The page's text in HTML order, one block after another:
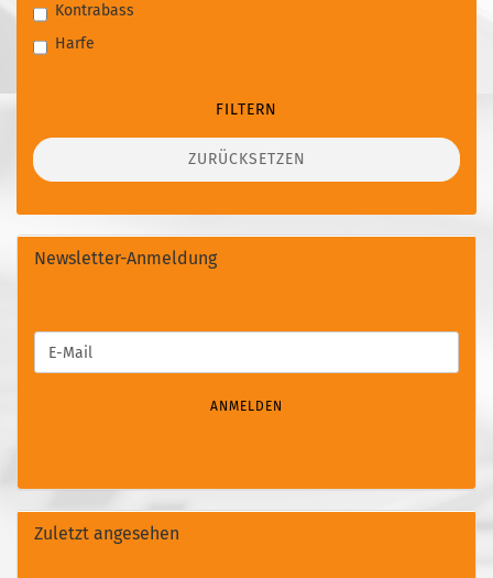
Kontrabass
Harfe
FILTERN
ZURÜCKSETZEN
Newsletter-Anmeldung
ZUR
E-
Mail
ANMELDEN
Zuletzt angesehen